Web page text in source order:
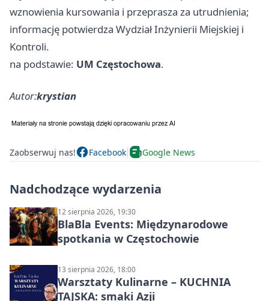
wznowienia kursowania i przeprasza za utrudnienia;
informację potwierdza Wydział Inżynierii Miejskiej i
Kontroli.
na podstawie: UM Częstochowa.
Autor:krystian
Zaobserwuj nas! Facebook Google News
Nadchodzące wydarzenia
12 sierpnia 2026, 19:30
BlaBla Events: Międzynarodowe
spotkania w Częstochowie
13 sierpnia 2026, 18:00
Warsztaty Kulinarne – KUCHNIA
TAJSKA: smaki Azji